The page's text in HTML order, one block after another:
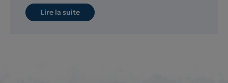
Lire la suite